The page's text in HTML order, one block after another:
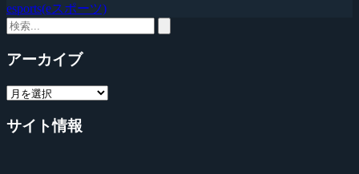
esports(eスポーツ)
アーカイブ
サイト情報